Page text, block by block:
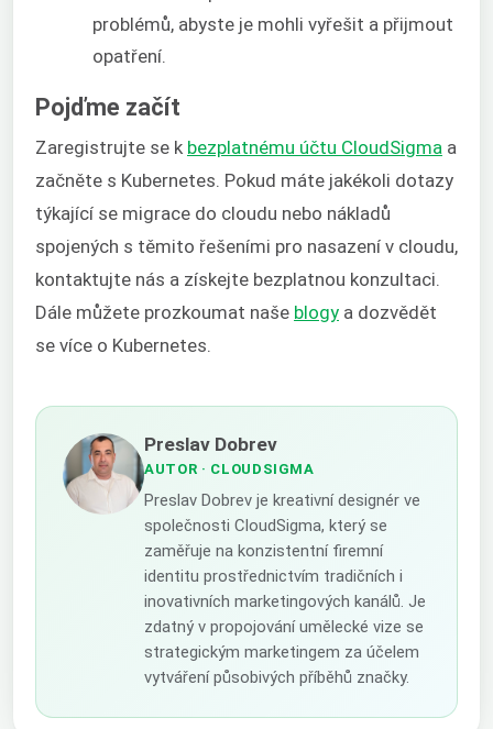
problémů, abyste je mohli vyřešit a přijmout
opatření.
Pojďme začít
Zaregistrujte se k bezplatnému účtu CloudSigma a
začněte s Kubernetes. Pokud máte jakékoli dotazy
týkající se migrace do cloudu nebo nákladů
spojených s těmito řešeními pro nasazení v cloudu,
kontaktujte nás a získejte bezplatnou konzultaci.
Dále můžete prozkoumat naše blogy a dozvědět
se více o Kubernetes.
Preslav Dobrev
AUTOR · CLOUDSIGMA
Preslav Dobrev je kreativní designér ve
společnosti CloudSigma, který se
zaměřuje na konzistentní firemní
identitu prostřednictvím tradičních i
inovativních marketingových kanálů. Je
zdatný v propojování umělecké vize se
strategickým marketingem za účelem
vytváření působivých příběhů značky.